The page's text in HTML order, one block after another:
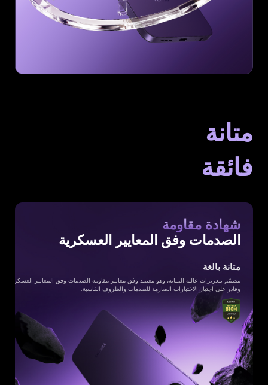
متانة
فائقة
شهادة مقاومة
الصدمات وفق المعايير العسكرية
متانة بالغة
مصمَّم بتعزيزات عالية المتانة، وهو معتمد وفق معايير مقاومة الصدمات وفق المعايير العسكرية،
وقادر على اجتياز الاختبارات الصارمة للصدمات والظروف القاسية.